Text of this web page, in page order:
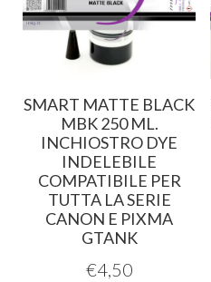
SMART MATTE BLACK
MBK 250 ML.
INCHIOSTRO DYE
INDELEBILE
COMPATIBILE PER
TUTTA LA SERIE
CANON E PIXMA
GTANK
€4,50